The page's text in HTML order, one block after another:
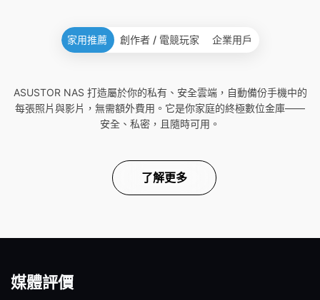
家用推薦 創作者 / 電競玩家 企業用戶
ASUSTOR NAS 打造屬於你的私有、安全雲端，自動備份手機中的
每張照片與影片，無需額外費用。它是你家庭的終極數位金庫——
安全、私密，且隨時可用。
了解更多
媒體評價